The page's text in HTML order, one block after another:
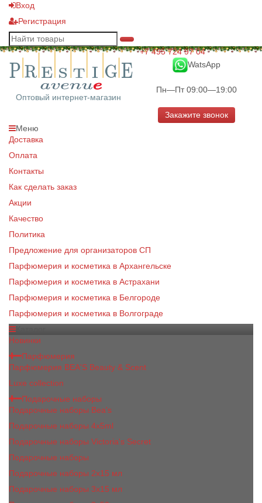
Вход
Регистрация
Оптовый интернет-магазин
+7 495 724 97 04
WatsApp
Пн—Пт 09:00—19:00
Закажите звонок
Меню
Доставка
Оплата
Контакты
Как сделать заказ
Акции
Качество
Политика
Предложение для организаторов СП
Парфюмерия и косметика в Архангельске
Парфюмерия и косметика в Астрахани
Парфюмерия и косметика в Белгороде
Парфюмерия и косметика в Волгограде
Новинки
Парфюмерия
Парфюмерия BEA'S Beauty & Scent
Luxe collection
Подарочные наборы
Подарочные наборы Bea's
Подарочные наборы 4х5ml
Подарочные наборы Victoria's Secret
Подарочные наборы
Подарочные наборы 2x15 мл
Подарочные наборы 3х15 мл